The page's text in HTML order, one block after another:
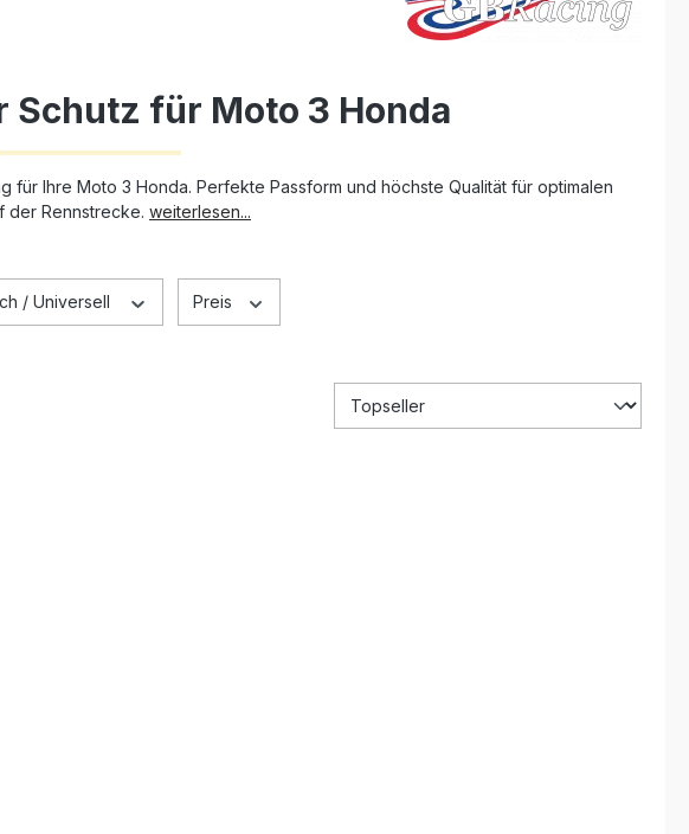
Schutz für Moto 3 Honda
für Ihre Moto 3 Honda. Perfekte Passform und höchste Qualität für optimalen
der Rennstrecke. weiterlesen...
/ Universell Preis